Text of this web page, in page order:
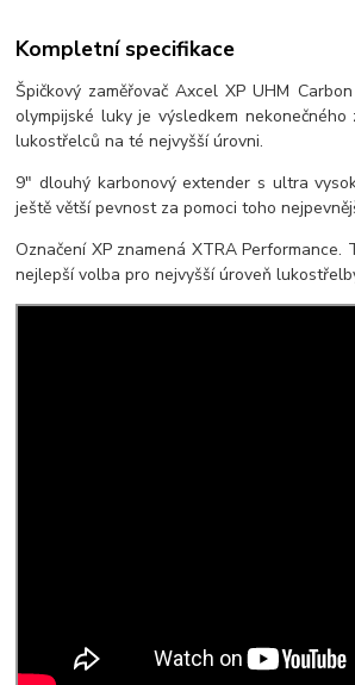
Kompletní specifikace
Špičkový zaměřovač Axcel XP UHM
olympijské luky je výsledkem
lukostřelců na té nejvyšší úrovni.
9" dlouhý karbonový extender s ultra
ještě větší pevnost za pomoci toho
Označení XP znamená XTRA Performance.
nejlepší volba pro nejvyšší úroveň